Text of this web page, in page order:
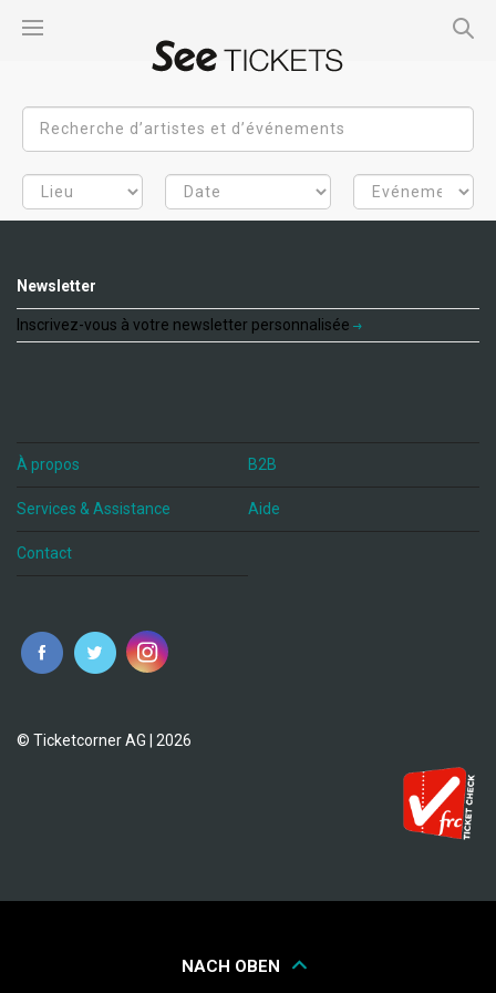
Newsletter
Inscrivez-vous à votre newsletter personnalisée
À propos B2B
Services & Assistance Aide
Contact
fr
© Ticketcorner AG | 2026
NACH OBEN